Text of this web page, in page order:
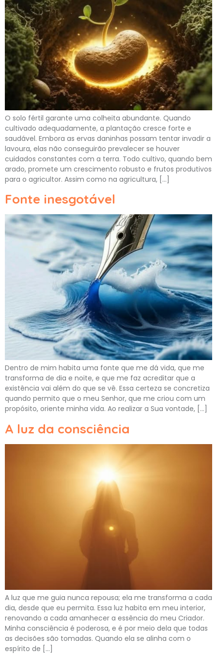
O solo fértil garante uma colheita abundante. Quando
cultivado adequadamente, a plantação cresce forte e
saudável. Embora as ervas daninhas possam tentar invadir a
lavoura, elas não conseguirão prevalecer se houver
cuidados constantes com a terra. Todo cultivo, quando bem
arado, promete um crescimento robusto e frutos produtivos
para o agricultor. Assim como na agricultura, […]
Fonte inesgotável
Dentro de mim habita uma fonte que me dá vida, que me
transforma de dia e noite, e que me faz acreditar que a
existência vai além do que se vê. Essa certeza se concretiza
quando permito que o meu Senhor, que me criou com um
propósito, oriente minha vida. Ao realizar a Sua vontade, […]
A luz da consciência
A luz que me guia nunca repousa; ela me transforma a cada
dia, desde que eu permita. Essa luz habita em meu interior,
renovando a cada amanhecer a essência do meu Criador.
Minha consciência é poderosa, e é por meio dela que todas
as decisões são tomadas. Quando ela se alinha com o
espírito de […]